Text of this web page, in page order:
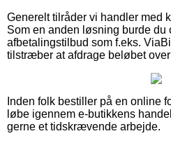
Generelt tilråder vi handler med
Som en anden løsning burde du
afbetalingstilbud som f.eks.
tilstræber at afdrage beløbet
Inden folk bestiller på en online
løbe igennem e-butikkens
gerne et tidskrævende arbejde.